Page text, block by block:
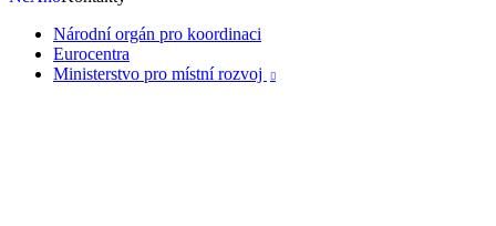
Národní orgán pro koordinaci
Eurocentra
Ministerstvo pro místní rozvoj
